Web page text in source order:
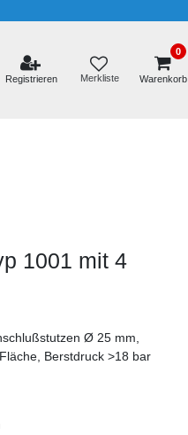
Registrieren Merkliste
0
Warenkorb
1001 mit 4
Ø 25 mm,
Berstdruck >18 bar